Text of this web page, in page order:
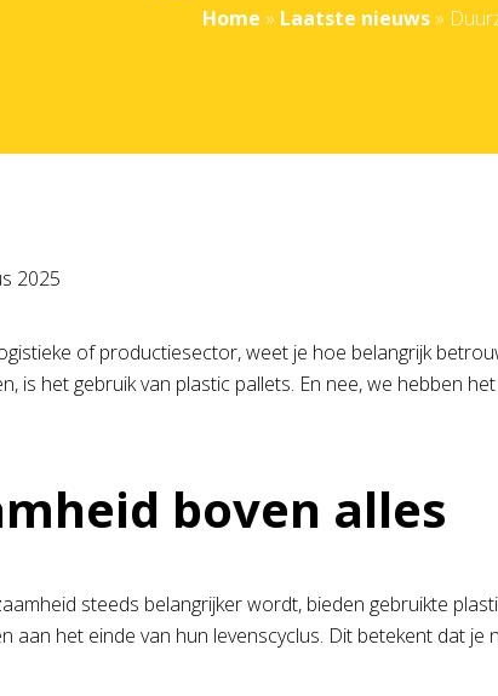
Home » Laatste nieuws »
2025
of productiesector, weet je hoe belangrijk
is het gebruik van plastic pallets. En nee, we hebben
boven alles
steeds belangrijker wordt, bieden gebruikte
aan het einde van hun levenscyclus. Dit betekent dat